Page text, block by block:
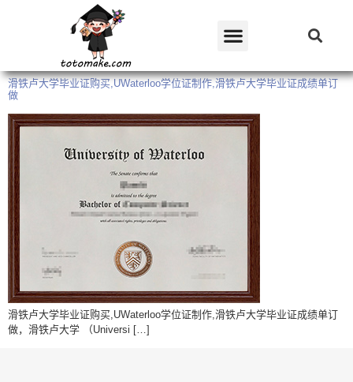
滑铁卢大学毕业证购买,UWaterloo学位证制作,滑铁卢大学毕业证成绩单订
做
滑铁卢大学毕业证购买,UWaterloo学位证制作,滑铁卢大学毕业证成绩单订
做，滑铁卢大学 （Universi […]